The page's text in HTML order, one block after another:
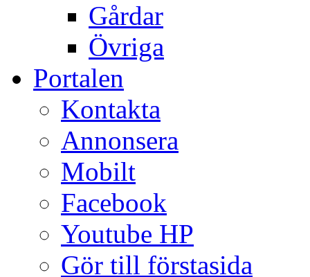
Gårdar
Övriga
Portalen
Kontakta
Annonsera
Mobilt
Facebook
Youtube HP
Gör till förstasida